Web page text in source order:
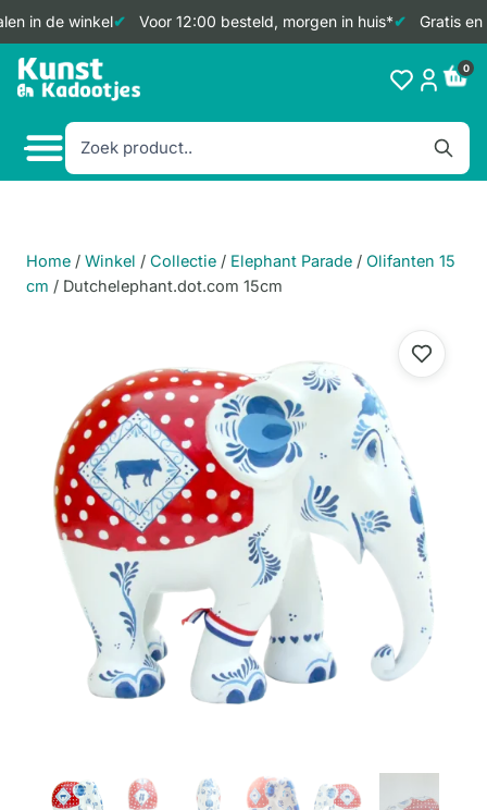
in de winkel Voor 12:00 besteld, morgen in huis* Gratis en
Doorgaan
naar
0
Home / Winkel / Collectie / Elephant Parade / Olifanten 15
cm / Dutchelephant.dot.com 15cm